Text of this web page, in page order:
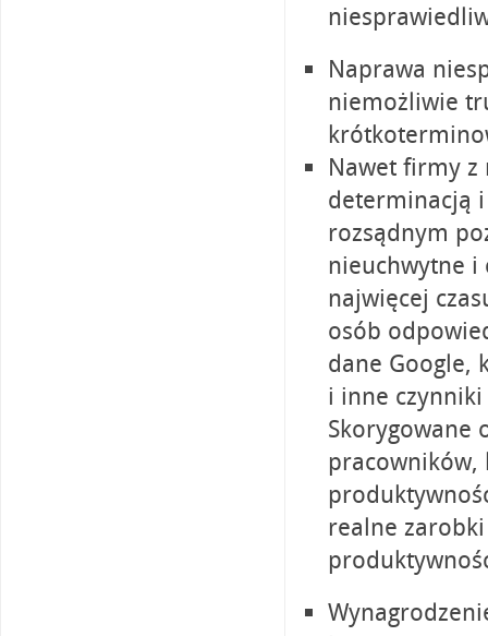
Naprawa
niemożliwie
Nawet firmy z
determinacją i
rozsądnym
nieuchwytne i
najwięcej
osób
dane Google,
i inne
Skorygowane
pracowników,
realne